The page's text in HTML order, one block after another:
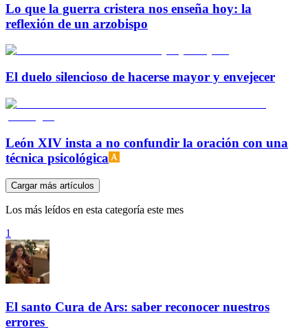
Lo que la guerra cristera nos enseña hoy: la
reflexión de un arzobispo
El duelo silencioso de hacerse mayor y envejecer
León XIV insta a no confundir la oración con una
técnica psicológica
Cargar más artículos
Los más leídos en esta categoría este mes
1
El santo Cura de Ars: saber reconocer nuestros
errores